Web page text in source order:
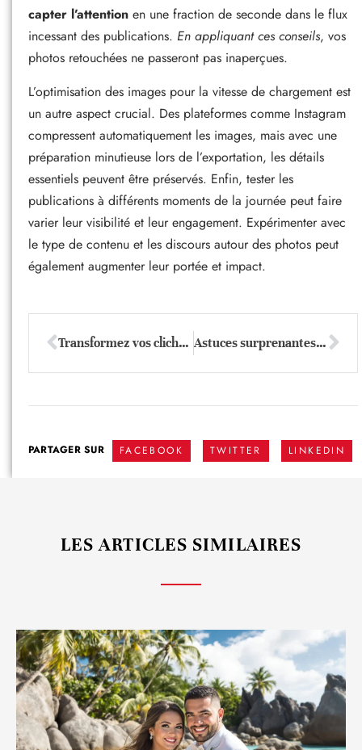
capter l’attention en une fraction de seconde dans le flux
incessant des publications. En appliquant ces conseils, vos
photos retouchées ne passeront pas inaperçues.
L’optimisation des images pour la vitesse de chargement est
un autre aspect crucial. Des plateformes comme Instagram
compressent automatiquement les images, mais avec une
préparation minutieuse lors de l’exportation, les détails
essentiels peuvent être préservés. Enfin, tester les
publications à différents moments de la journée peut faire
varier leur visibilité et leur engagement. Expérimenter avec
le type de contenu et les discours autour des photos peut
également augmenter leur portée et impact.
Transformez vos clichés : 10 outils photos gratuits à découvrir absolument Astuces surprenantes pour améliorer vos photos en un clin d’œil
PARTAGER SUR FACEBOOK TWITTER LINKEDIN
LES ARTICLES SIMILAIRES